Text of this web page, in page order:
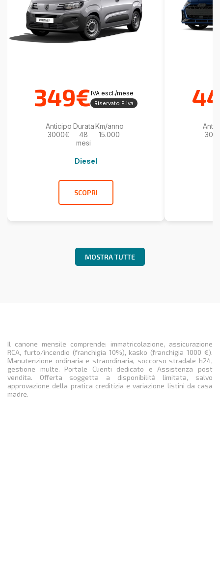
349€IVA escl./mese
Riservato P.iva
Anticipo
3000€
Durata
48
mesi
Km/anno
15.000
Diesel
SCOPRI
MOSTRA TUTTE
Il canone mensile comprende: immatricolazione, assicurazione
RCA, furto/incendio (franchigia 10%), kasko (franchigia 1000 €).
Manutenzione ordinaria e straordinaria, soccorso stradale h24,
gestione multe. Portale Clienti dedicato e Assistenza post
vendita. Offerta soggetta a disponibilità limitata, salvo
approvazione della pratica creditizia e variazione listini da casa
madre.